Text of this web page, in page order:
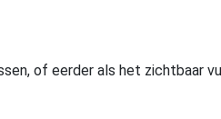
of eerder als het zichtbaar